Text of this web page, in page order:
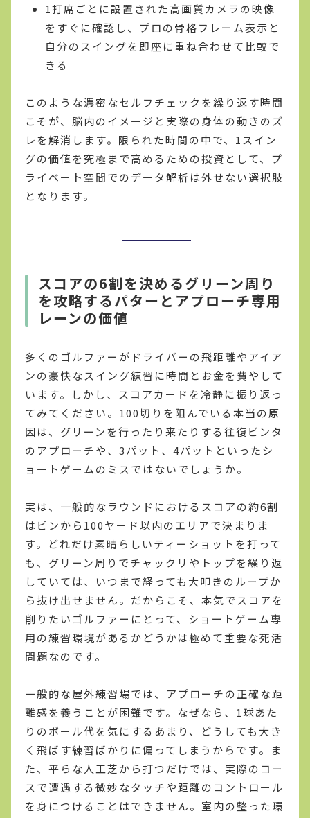
1打席ごとに設置された高画質カメラの映像
をすぐに確認し、プロの骨格フレーム表示と
自分のスイングを即座に重ね合わせて比較で
きる
このような濃密なセルフチェックを繰り返す時間
こそが、脳内のイメージと実際の身体の動きのズ
レを解消します。限られた時間の中で、1スイン
グの価値を究極まで高めるための投資として、プ
ライベート空間でのデータ解析は外せない選択肢
となります。
スコアの6割を決めるグリーン周り
を攻略するパターとアプローチ専用
レーンの価値
多くのゴルファーがドライバーの飛距離やアイア
ンの豪快なスイング練習に時間とお金を費やして
います。しかし、スコアカードを冷静に振り返っ
てみてください。100切りを阻んでいる本当の原
因は、グリーンを行ったり来たりする往復ビンタ
のアプローチや、3パット、4パットといったシ
ョートゲームのミスではないでしょうか。
実は、一般的なラウンドにおけるスコアの約6割
はピンから100ヤード以内のエリアで決まりま
す。どれだけ素晴らしいティーショットを打って
も、グリーン周りでチャックリやトップを繰り返
していては、いつまで経っても大叩きのループか
ら抜け出せません。だからこそ、本気でスコアを
削りたいゴルファーにとって、ショートゲーム専
用の練習環境があるかどうかは極めて重要な死活
問題なのです。
一般的な屋外練習場では、アプローチの正確な距
離感を養うことが困難です。なぜなら、1球あた
りのボール代を気にするあまり、どうしても大き
く飛ばす練習ばかりに偏ってしまうからです。ま
た、平らな人工芝から打つだけでは、実際のコー
スで遭遇する微妙なタッチや距離のコントロール
を身につけることはできません。室内の整った環